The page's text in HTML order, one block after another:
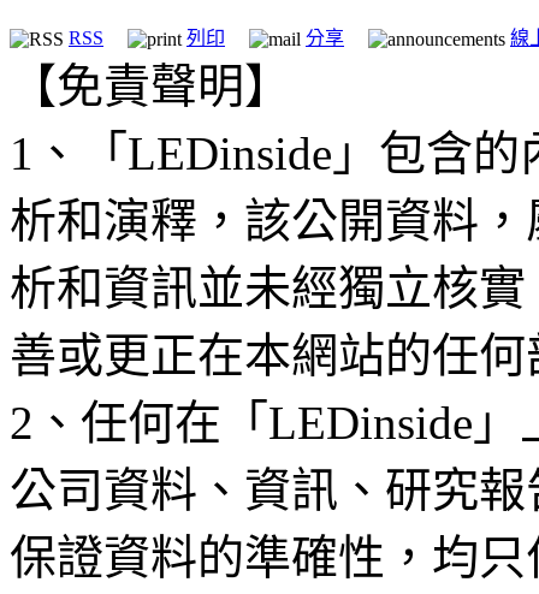
RSS 列印 分享 線
【免責聲明】
1、「LEDinside」包含
析和演釋，該公開資料
析和資訊並未經獨立核
善或更正在本網站的任
2、任何在「LEDinside
公司資料、資訊、研究
保證資料的準確性，均